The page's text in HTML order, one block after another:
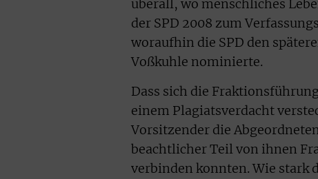
überall, wo menschliches
der SPD 2008 zum
woraufhin die SPD den
Voßkuhle nominierte.
Dass sich die
einem Plagiatsverdacht
Vorsitzender die
beachtlicher Teil von ihnen
verbinden konnten. Wie stark